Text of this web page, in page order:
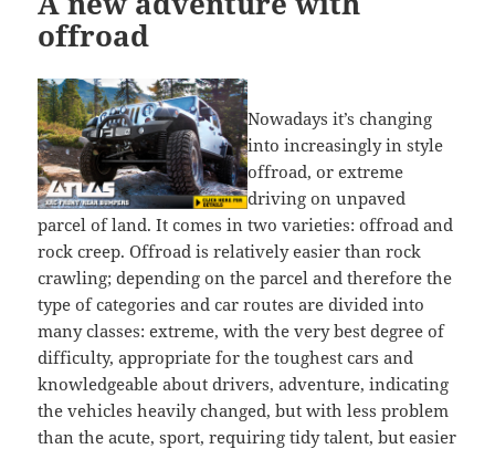
offroad
Nowadays it’s changing
into increasingly in style
offroad, or extreme
driving on unpaved
parcel of land. It comes in two varieties: offroad and
rock creep. Offroad is relatively easier than rock
crawling; depending on the parcel and therefore the
type of categories and car routes are divided into
many classes: extreme, with the very best degree of
difficulty, appropriate for the toughest cars and
knowledgeable about drivers, adventure, indicating
the vehicles heavily changed, but with less problem
than the acute, sport, requiring tidy talent, but easier